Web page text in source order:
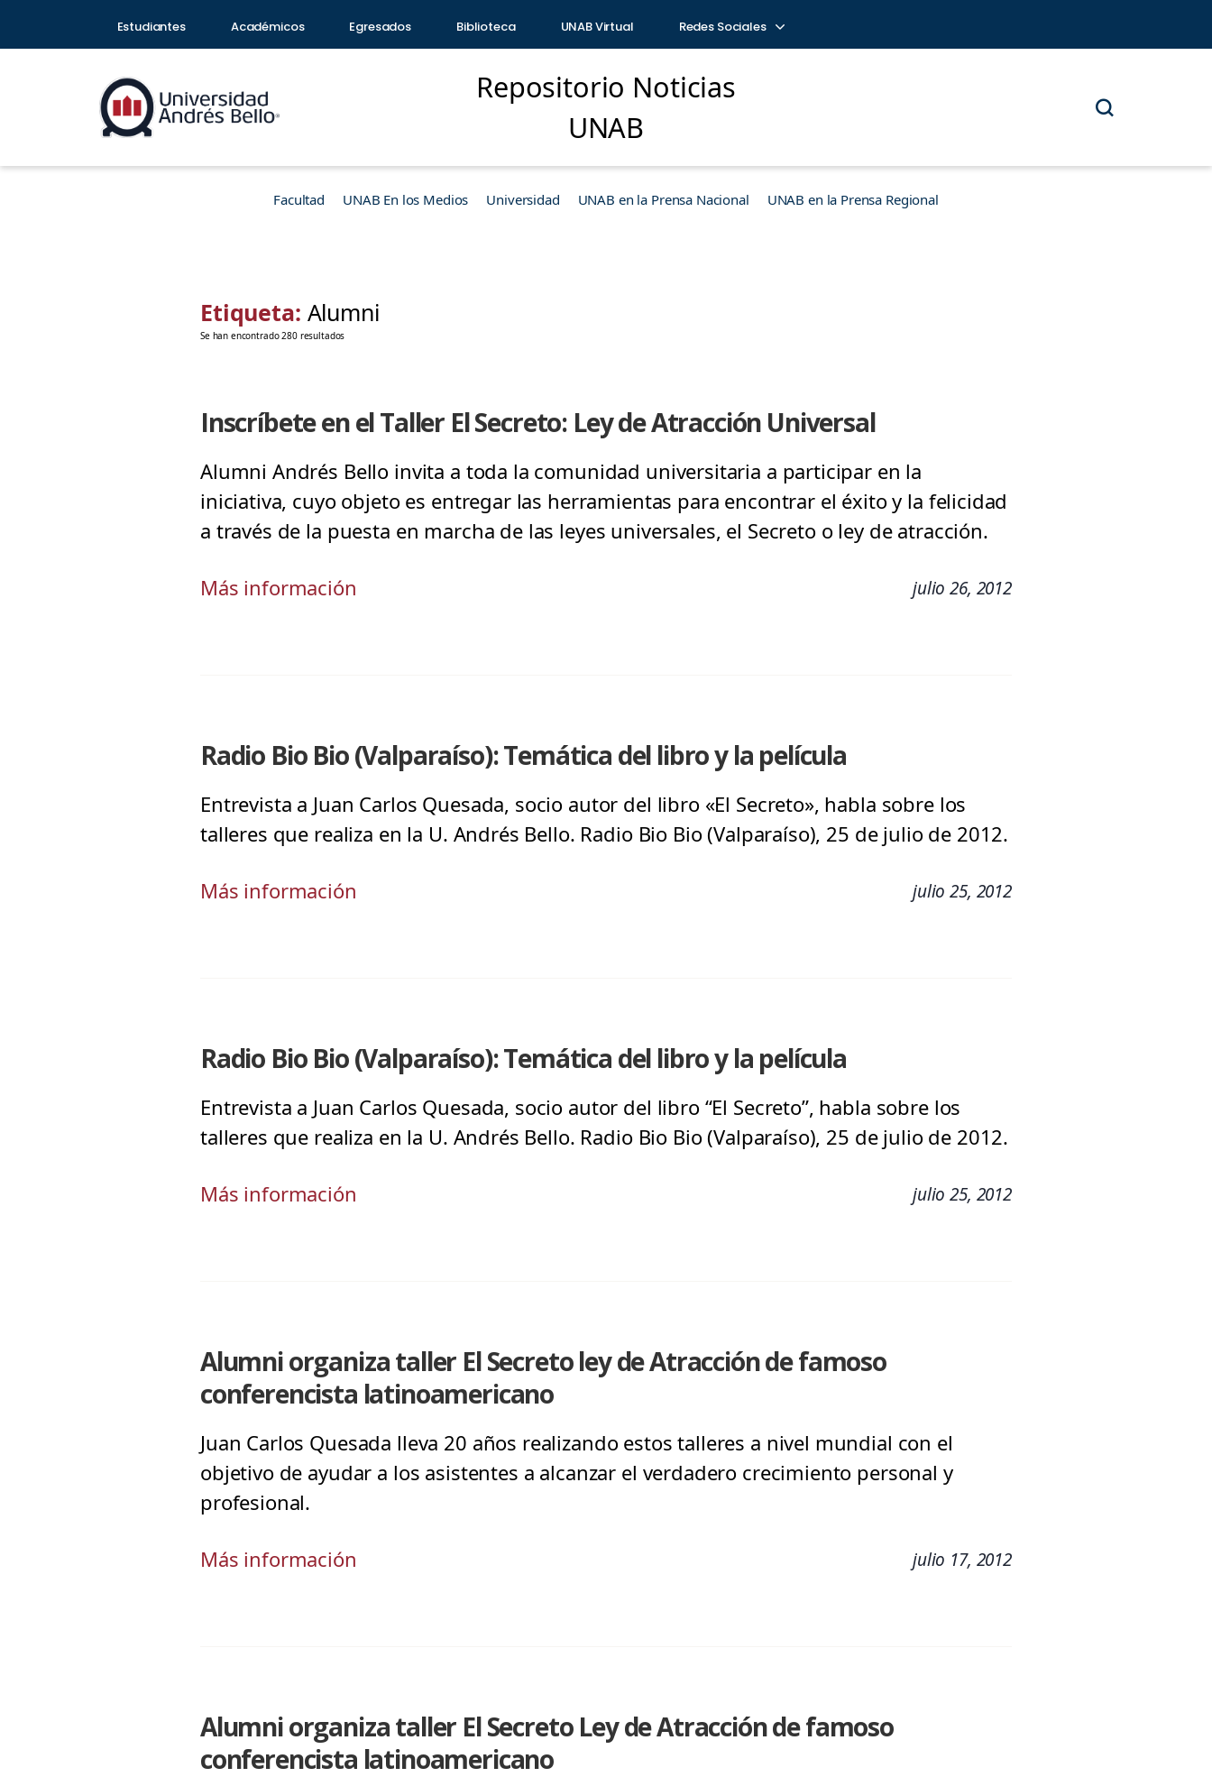
Estudiantes Académicos Egresados Biblioteca UNAB Virtual Redes Sociales
Repositorio Noticias
UNAB
Facultad UNAB En los Medios Universidad UNAB en la Prensa Nacional UNAB en la Prensa Regional
Etiqueta: Alumni
Se han encontrado 280 resultados
Inscríbete en el Taller El Secreto: Ley de Atracción Universal
Alumni Andrés Bello invita a toda la comunidad universitaria a participar en la
iniciativa, cuyo objeto es entregar las herramientas para encontrar el éxito y la felicidad
a través de la puesta en marcha de las leyes universales, el Secreto o ley de atracción.
Más información julio 26, 2012
Radio Bio Bio (Valparaíso): Temática del libro y la película
Entrevista a Juan Carlos Quesada, socio autor del libro «El Secreto», habla sobre los
talleres que realiza en la U. Andrés Bello. Radio Bio Bio (Valparaíso), 25 de julio de 2012.
Más información julio 25, 2012
Radio Bio Bio (Valparaíso): Temática del libro y la película
Entrevista a Juan Carlos Quesada, socio autor del libro “El Secreto”, habla sobre los
talleres que realiza en la U. Andrés Bello. Radio Bio Bio (Valparaíso), 25 de julio de 2012.
Más información julio 25, 2012
Alumni organiza taller El Secreto ley de Atracción de famoso
conferencista latinoamericano
Juan Carlos Quesada lleva 20 años realizando estos talleres a nivel mundial con el
objetivo de ayudar a los asistentes a alcanzar el verdadero crecimiento personal y
profesional.
Más información julio 17, 2012
Alumni organiza taller El Secreto Ley de Atracción de famoso
conferencista latinoamericano